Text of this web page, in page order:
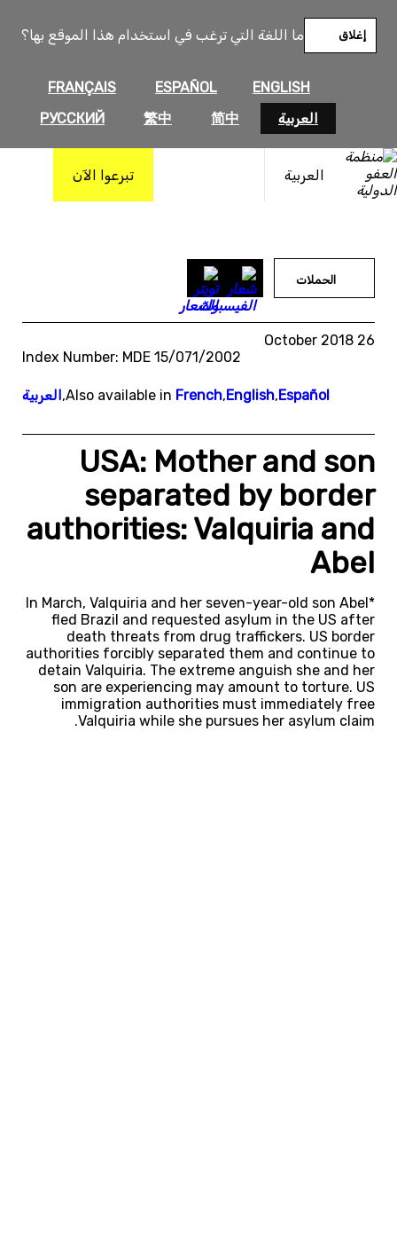
ما اللغة التي ترغب في استخدام هذا الموقع بها؟
ENGLISH
ESPAÑOL
FRANÇAIS
العربية
简中
繁中
РУССКИЙ
إغلاق
العربية تبرعوا الآن
المحتوى
الحملات
26 October 2018
Index Number: MDE 15/071/2002
Also available in French,English,Español
,العربية
USA: Mother and son
separated by border
authorities: Valquiria and
Abel
In March, Valquiria and her seven-year-old son Abel*
fled Brazil and requested asylum in the US after
death threats from drug traffickers. US border
authorities forcibly separated them and continue to
detain Valquiria. The extreme anguish she and her
son are experiencing may amount to torture. US
immigration authorities must immediately free
Valquiria while she pursues her asylum claim.